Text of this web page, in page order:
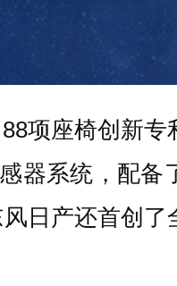
项座椅创新专
器系统，配备
日产还首创了